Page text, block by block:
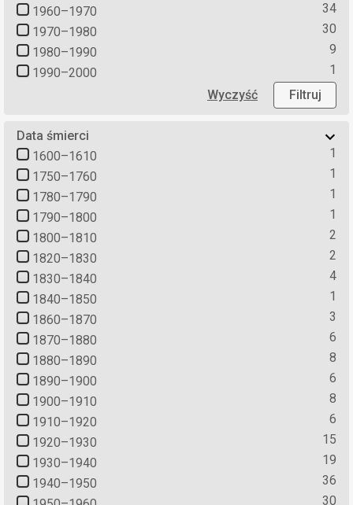
1960–1970
34
1970–1980
30
1980–1990
9
1990–2000
1
Wyczyść
Filtruj
Data śmierci
1600–1610
1
1750–1760
1
1780–1790
1
1790–1800
1
1800–1810
2
1820–1830
2
1830–1840
4
1840–1850
1
1860–1870
3
1870–1880
6
1880–1890
8
1890–1900
6
1900–1910
8
1910–1920
6
1920–1930
15
1930–1940
19
1940–1950
36
30